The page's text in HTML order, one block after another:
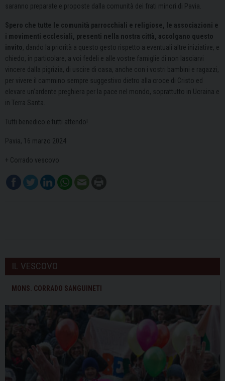
saranno preparate e proposte dalla comunità dei frati minori di Pavia.
Spero che tutte le comunità parrocchiali e religiose, le associazioni e
i movimenti ecclesiali, presenti nella nostra città, accolgano questo
invito, dando la priorità a questo gesto rispetto a eventuali altre iniziative, e
chiedo, in particolare, a voi fedeli e alle vostre famiglie di non lasciarvi
vincere dalla pigrizia, di uscire di casa, anche con i vostri bambini e ragazzi,
per vivere il cammino sempre suggestivo dietro alla croce di Cristo ed
elevare un’ardente preghiera per la pace nel mondo, soprattutto in Ucraina e
in Terra Santa.
Tutti benedico e tutti attendo!
Pavia, 16 marzo 2024
+ Corrado vescovo
IL VESCOVO
MONS. CORRADO SANGUINETI